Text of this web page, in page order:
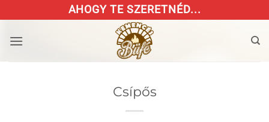
to
content
AHOGY TE SZERETNÉD...
Csípős